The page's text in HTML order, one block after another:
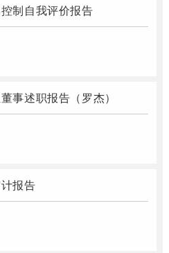
制自我评价报告
事述职报告（罗杰）
报告